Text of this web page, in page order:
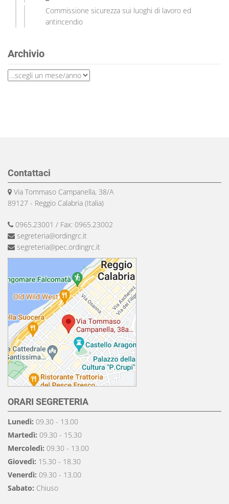
Commissione sicurezza sui luoghi di lavoro ed
antincendio
Archivio
Contattaci
Via Tommaso Campanella, 38/A
89127 - Reggio Calabria (Italia)
0965.23001 / Fax: 0965.23002
segreteria@ordingrc.it
segreteria@pec.ordingrc.it
ORARI SEGRETERIA
Lunedì: 09.30 - 13.00
Martedì: 09.30 - 15.30
Mercoledì: 09.30 - 13.00
Giovedì: 15.30 - 18.30
Venerdì: 09.30 - 13.00
Sabato: Chiuso